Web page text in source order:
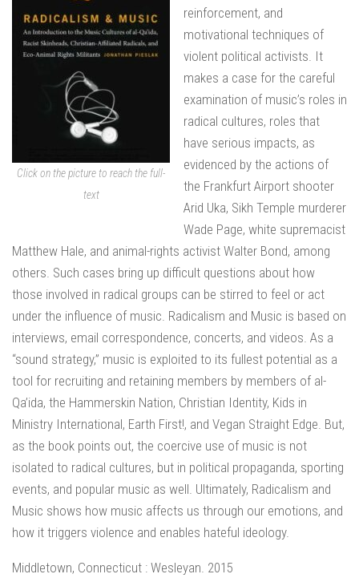
Click on the picture to reach the full-
text
reinforcement, and
motivational techniques of
violent political activists. It
makes a case for the careful
examination of music’s roles in
radical cultures, roles that
have serious impacts, as
evidenced by the actions of
the Frankfurt Airport shooter
Arid Uka, Sikh Temple murderer
Wade Page, white supremacist
Matthew Hale, and animal-rights activist Walter Bond, among
others. Such cases bring up difficult questions about how
those involved in radical groups can be stirred to feel or act
under the influence of music. Radicalism and Music is based on
interviews, email correspondence, concerts, and videos. As a
“sound strategy,” music is exploited to its fullest potential as a
tool for recruiting and retaining members by members of al-
Qa’ida, the Hammerskin Nation, Christian Identity, Kids in
Ministry International, Earth First!, and Vegan Straight Edge. But,
as the book points out, the coercive use of music is not
isolated to radical cultures, but in political propaganda, sporting
events, and popular music as well. Ultimately, Radicalism and
Music shows how music affects us through our emotions, and
how it triggers violence and enables hateful ideology.
Middletown, Connecticut : Wesleyan. 2015